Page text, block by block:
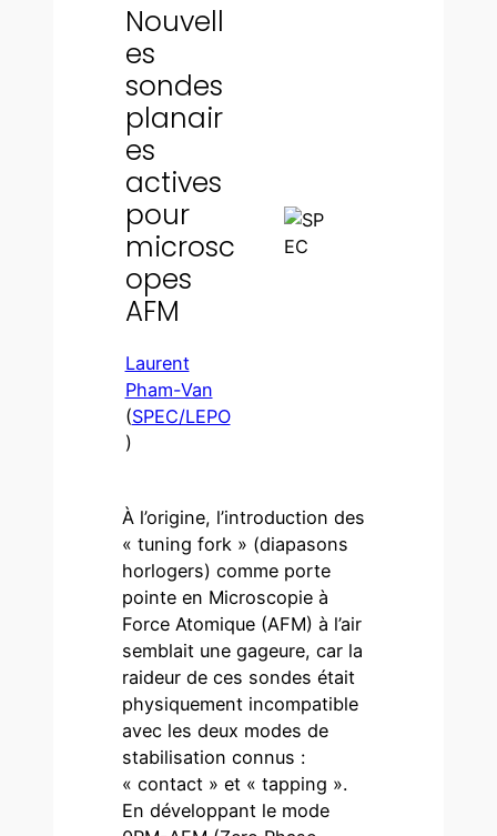
Nouvell
es
sondes
planair
es
actives
pour
microsc
opes
AFM
Laurent
Pham-Van
(SPEC/LEPO
)
À l’origine, l’introduction des
« tuning fork » (diapasons
horlogers) comme porte
pointe en Microscopie à
Force Atomique (AFM) à l’air
semblait une gageure, car la
raideur de ces sondes était
physiquement incompatible
avec les deux modes de
stabilisation connus :
« contact » et « tapping ».
En développant le mode